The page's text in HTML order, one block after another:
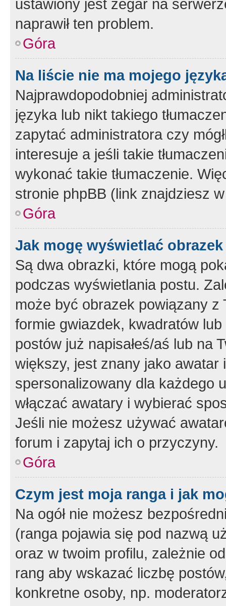
ustawiony jest zegar na
naprawił ten problem.
Góra
Na liście nie ma mojego
Najprawdopodobniej
języka lub nikt takiego
zapytać administratora czy
interesuje a jeśli takie
wykonać takie tłumaczenie.
stronie phpBB (link znajdziesz
Góra
Jak mogę wyświetlać
Są dwa obrazki, które mogą
podczas wyświetlania postu.
może być obrazek powiązany z
formie gwiazdek, kwadratów
postów już napisałeś/aś lub na
większy, jest znany jako
spersonalizowany dla każdego
włączać awatary i wybierać
Jeśli nie możesz używać
forum i zapytaj ich o przyczyny.
Góra
Czym jest moja ranga i jak
Na ogół nie możesz
(ranga pojawia się pod nazwą
oraz w twoim profilu, zależnie
rang aby wskazać liczbę
konkretne osoby, np.